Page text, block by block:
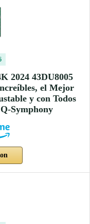
2024 43DU8005
el Mejor
y con Todos
Symphony